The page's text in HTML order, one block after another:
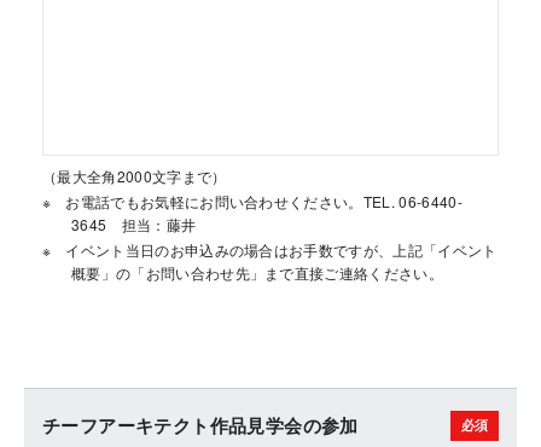
（最大全角2000文字まで）
お電話でもお気軽にお問い合わせください。TEL. 06-6440-
3645 担当：藤井
イベント当日のお申込みの場合はお手数ですが、上記「イベント
概要」の「お問い合わせ先」まで直接ご連絡ください。
チーフアーキテクト作品見学会の参加